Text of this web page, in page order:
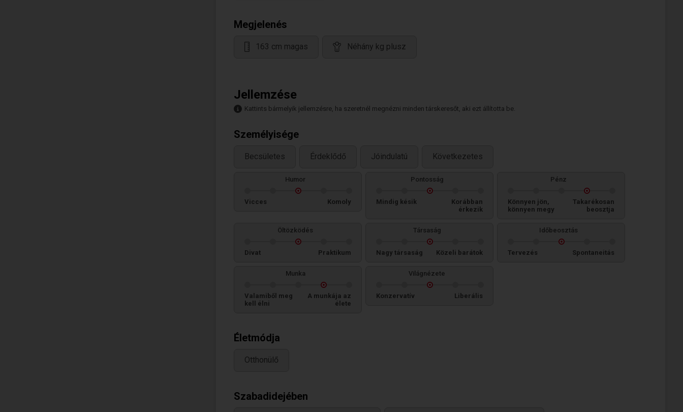
Megjelenés
163 cm magas Néhány kg plusz
Jellemzése
Kattints bármelyik jellemzésre, ha szeretnél megnézni minden társkeresőt, aki ezt állította be.
Személyisége
Becsületes Érdeklődő Jóindulatú Következetes
Humor
Vicces Komoly
Pontosság
Mindig késik
Korábban
érkezik
Pénz
Könnyen jön,
könnyen megy
Takarékosan
beosztja
Öltözködés
Divat Praktikum
Társaság
Nagy társaság Közeli barátok
Időbeosztás
Tervezés Spontaneitás
Munka
Valamiből meg
kell élni
A munkája az
élete
Világnézete
Konzervatív Liberális
Életmódja
Otthonülő
Szabadidejében